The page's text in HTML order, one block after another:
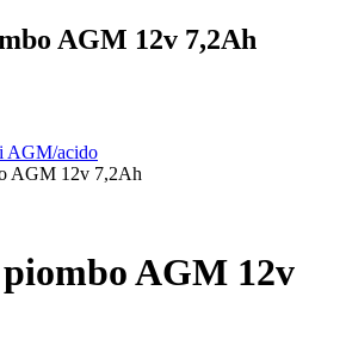
AGM 12v 7,2Ah
AGM/acido
AGM 12v 7,2Ah
AGM 12v